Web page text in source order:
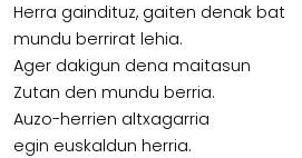
Herra gaindituz, gaiten denak bat
mundu berrirat lehia.
Ager dakigun dena maitasun
Zutan den mundu berria.
Auzo-herrien altxagarria
egin euskaldun herria.